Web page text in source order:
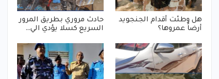
هل وطئت أقدام الجنجويد
أرضاً عمروها؟
حادث مروري بطريق المرور
السريع كسلا يؤدي الي…